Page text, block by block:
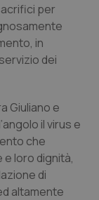
per
in
dei
Giuliano e
il virus e
che
loro dignità,
di
altamente